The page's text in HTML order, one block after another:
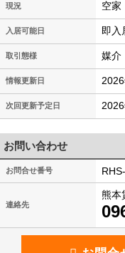
現況 空家
入居可能日 即入
取引態様 媒介
情報更新日
次回更新予定日
お問い合わせ
お問合せ番号
連絡先
熊本